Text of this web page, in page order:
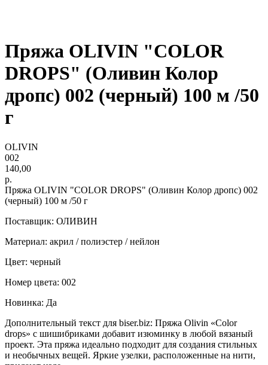
Пряжа OLIVIN "COLOR
DROPS" (Оливин Колор
дропс) 002 (черный) 100 м /50
г
OLIVIN
002
140,00
р.
Пряжа OLIVIN "COLOR DROPS" (Оливин Колор дропс) 002
(черный) 100 м /50 г
Поставщик: ОЛИВИН
Материал: акрил / полиэстер / нейлон
Цвет: черный
Номер цвета: 002
Новинка: Да
Дополнительный текст для biser.biz: Пряжа Olivin «Color
drops» с шишибриками добавит изюминку в любой вязаный
проект. Эта пряжа идеально подходит для создания стильных
и необычных вещей. Яркие узелки, расположенные на нити,